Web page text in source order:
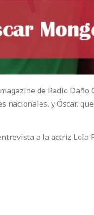
de Radio
nacionales, y Óscar,
a la actriz Lola